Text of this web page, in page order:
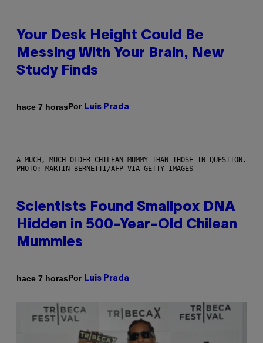
Your Desk Height Could Be
Messing With Your Brain, New
Study Finds
hace 7 horasPor Luis Prada
A MUCH, MUCH OLDER CHILEAN MUMMY THAN THOSE IN QUESTION.
PHOTO: MARTIN BERNETTI/AFP VIA GETTY IMAGES
Scientists Found Smallpox DNA
Hidden in 500-Year-Old Chilean
Mummies
hace 7 horasPor Luis Prada